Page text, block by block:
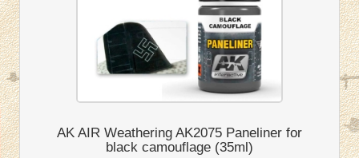
AK AIR Weathering AK2075 Paneliner for
black camouflage (35ml)